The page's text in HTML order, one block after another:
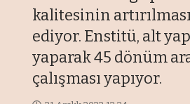
kalitesinin
ediyor. Enstitü, alt
yaparak 45 dönüm
çalışması yapıyor.